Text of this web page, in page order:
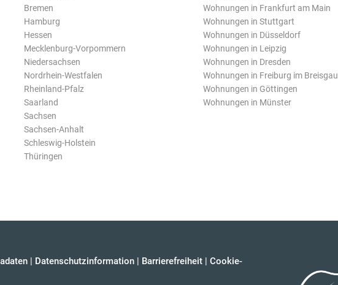
Bremen
Hamburg
Hessen
Mecklenburg-Vorpommern
Niedersachsen
Nordrhein-Westfalen
Rheinland-Pfalz
Saarland
Sachsen
Sachsen-Anhalt
Schleswig-Holstein
Thüringen
Wohnungen in Frankfurt am Main
Wohnungen in Stuttgart
Wohnungen in Düsseldorf
Wohnungen in Leipzig
Wohnungen in Dresden
Wohnungen in Freiburg im Breisgau
Wohnungen in Göttingen
Wohnungen in Münster
| Datenschutzinformation | Barrierefreiheit | Cookie-